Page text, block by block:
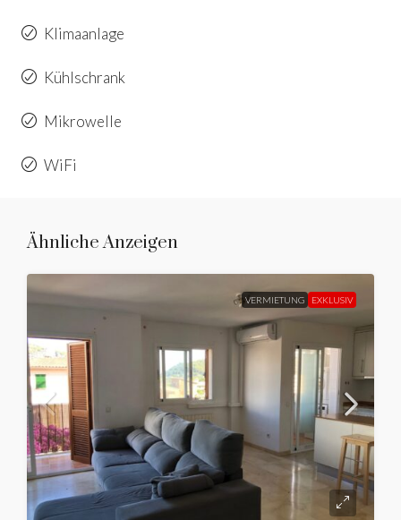
Klimaanlage
Kühlschrank
Mikrowelle
WiFi
Ähnliche Anzeigen
VERMIETUNG EXKLUSIV